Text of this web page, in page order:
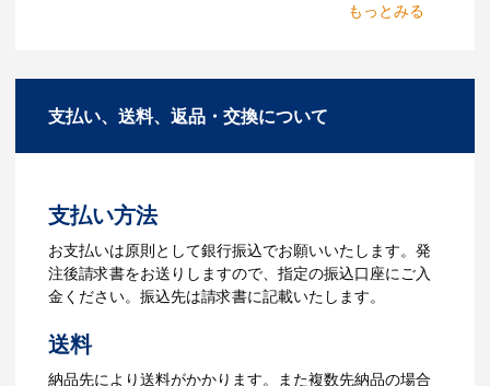
タマイズが可能です。お気軽にご相談く
お見積を弊社からお出しします。
3.発注・データ入稿
ら、ご注文書をお送りします。
【名入れをする場合】名入れに必要なデ
ータをご入稿頂き、名入れイメージをデ
ータでご確認いただきます。
4.納品
【名入れをする場合】データのご入稿後
支払い、送料、返品・交換について
支払い方法
お支払いは原則として銀行振込でお願いいたします。発
注後請求書をお送りしますので、指定の振込口座にご入
金ください。振込先は請求書に記載いたします。
送料
納品先により送料がかかります。また複数先納品の場合